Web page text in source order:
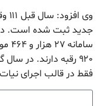
جدید ثبت شده است.
فقط در قالب اجرای